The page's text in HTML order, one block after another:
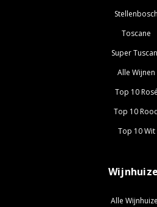
Stellenbosch
Toscane
Super
Alle Wijnen
Top 10 Rosé
Top 10
Top 10 Wit
Alle